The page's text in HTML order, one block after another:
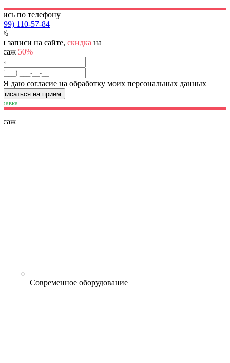
по телефону
110-57-84
записи на сайте, скидка на
50%
Я даю согласие на обработку моих персональных данных
...
Современное оборудование